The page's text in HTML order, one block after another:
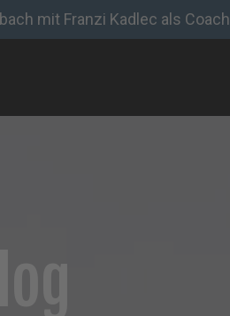
mit Franzi Kadlec als Coach